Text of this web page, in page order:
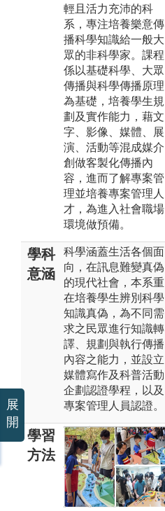
輕且活力充沛的科
系，專注培養樂意傳
播科學知識給一般大
眾的非科學家。課程
係以基礎科學、大眾
傳播與科學傳播原理
為基礎，培養學生規
劃及實作能力，藉文
字、影像、媒體、展
演、活動等混成媒介
創做客製化傳播內
容，進而了解專案管
理並培養專案管理人
才，為進入社會職場
環境做預備。
學科
意涵
科學涵蓋生活各個面
向，在訊息難變真偽
的現代社會，本系重
在培養學生辨別科學
知識真偽，為不同需
求之民眾進行知識轉
譯、規劃與執行傳播
內容之能力，並設立
媒體寫作及科普活動
企劃認證學程，以及
專案管理人員認證。
學習
方法
展
開